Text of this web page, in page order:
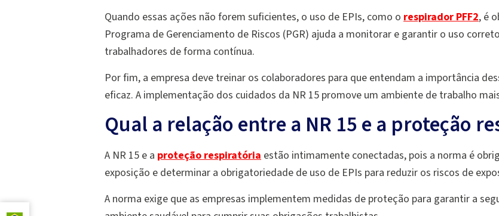
Quando essas ações não forem suficientes, o uso de EPIs, como o respirador PFF2, é
Programa de Gerenciamento de Riscos (PGR) ajuda a monitorar e garantir o uso
trabalhadores de forma contínua.
Por fim, a empresa deve treinar os colaboradores para que entendam a importância
eficaz. A implementação dos cuidados da NR 15 promove um ambiente de trabalho
Qual a relação entre a NR 15 e a proteção
A NR 15 e a proteção respiratória estão intimamente conectadas, pois a norma é
exposição e determinar a obrigatoriedade de uso de EPIs para reduzir os riscos de
A norma exige que as empresas implementem medidas de proteção para garantir a